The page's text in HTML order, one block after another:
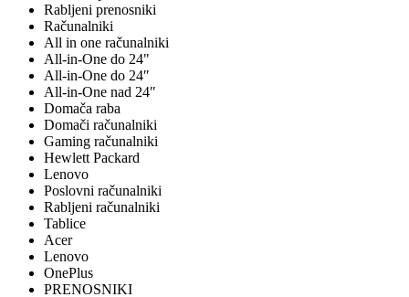
Rabljeni prenosniki
Računalniki
All in one računalniki
All-in-One do 24"
All-in-One do 24″
All-in-One nad 24″
Domača raba
Domači računalniki
Gaming računalniki
Hewlett Packard
Lenovo
Poslovni računalniki
Rabljeni računalniki
Tablice
Acer
Lenovo
OnePlus
PRENOSNIKI